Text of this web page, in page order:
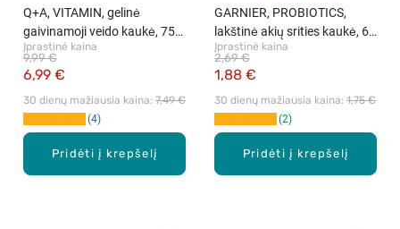
Pridėti į krepšelį
Q+A, VITAMIN, gelinė
gaivinamoji veido kaukė, 75
ml
Įprastinė kaina
6,99 €
9,99 €
30 dienų mažiausia kaina: 7,49 €
4
Pridėti į krepšelį
GARNIER, PROBIOTICS,
lakštinė akių srities kaukė, 6
g.
Įprastinė kaina
1,88 €
2,69 €
30 dienų mažiausia kaina: 1,75 €
2